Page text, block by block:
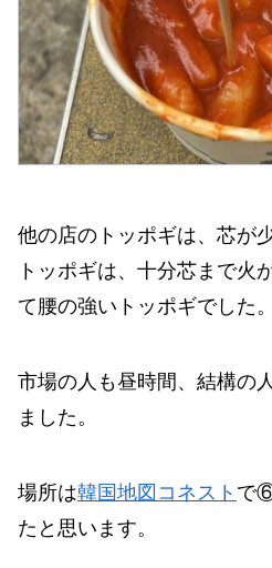
他の店のトッポギは、芯が
トッポギは、十分芯まで火
て腰の強いトッポギでした。
市場の人も昼時間、結構の
ました。
場所は韓国地図コネスト で
たと思います。